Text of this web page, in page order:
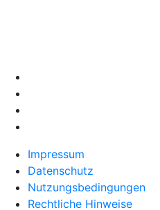
Impressum
Datenschutz
Nutzungsbedingungen
Rechtliche Hinweise